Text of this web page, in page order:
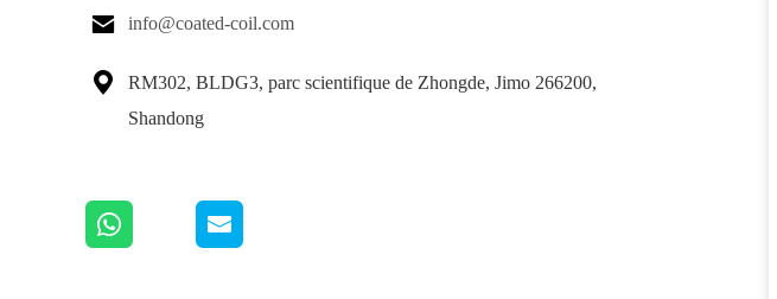
 info@coated-coil.com

RM302, BLDG3, parc scientifique de Zhongde, Jimo 266200,
Shandong